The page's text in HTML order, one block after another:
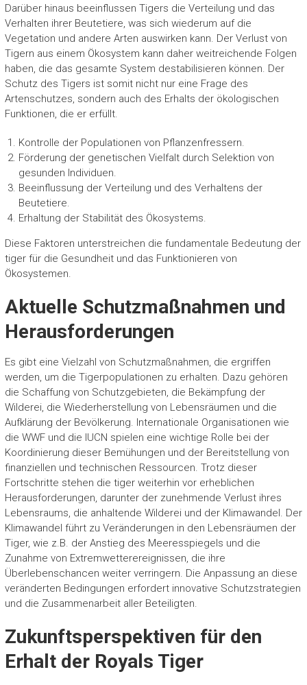
Darüber hinaus beeinflussen Tigers die Verteilung und das
Verhalten ihrer Beutetiere, was sich wiederum auf die
Vegetation und andere Arten auswirken kann. Der Verlust von
Tigern aus einem Ökosystem kann daher weitreichende Folgen
haben, die das gesamte System destabilisieren können. Der
Schutz des Tigers ist somit nicht nur eine Frage des
Artenschutzes, sondern auch des Erhalts der ökologischen
Funktionen, die er erfüllt.
Kontrolle der Populationen von Pflanzenfressern.
Förderung der genetischen Vielfalt durch Selektion von
gesunden Individuen.
Beeinflussung der Verteilung und des Verhaltens der
Beutetiere.
Erhaltung der Stabilität des Ökosystems.
Diese Faktoren unterstreichen die fundamentale Bedeutung der
tiger für die Gesundheit und das Funktionieren von
Ökosystemen.
Aktuelle Schutzmaßnahmen und
Herausforderungen
Es gibt eine Vielzahl von Schutzmaßnahmen, die ergriffen
werden, um die Tigerpopulationen zu erhalten. Dazu gehören
die Schaffung von Schutzgebieten, die Bekämpfung der
Wilderei, die Wiederherstellung von Lebensräumen und die
Aufklärung der Bevölkerung. Internationale Organisationen wie
die WWF und die IUCN spielen eine wichtige Rolle bei der
Koordinierung dieser Bemühungen und der Bereitstellung von
finanziellen und technischen Ressourcen. Trotz dieser
Fortschritte stehen die tiger weiterhin vor erheblichen
Herausforderungen, darunter der zunehmende Verlust ihres
Lebensraums, die anhaltende Wilderei und der Klimawandel. Der
Klimawandel führt zu Veränderungen in den Lebensräumen der
Tiger, wie z.B. der Anstieg des Meeresspiegels und die
Zunahme von Extremwetterereignissen, die ihre
Überlebenschancen weiter verringern. Die Anpassung an diese
veränderten Bedingungen erfordert innovative Schutzstrategien
und die Zusammenarbeit aller Beteiligten.
Zukunftsperspektiven für den
Erhalt der Royals Tiger